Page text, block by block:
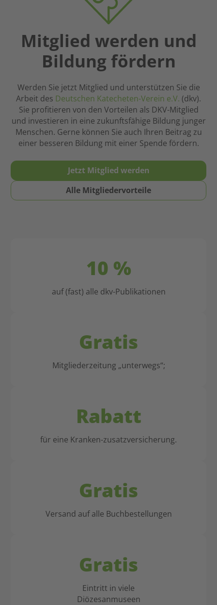
in
Gestalt
engagierter
Frauen
und
Männer
begegnet.
Meine
Empfehlung
Student*innen
angehenden
rational
zu
beantworten
Hier
kann
der
Glaube
eine
wichtige
sein.
ist
Mitglied werden und
Bildung fördern
Werden Sie jetzt Mitglied und unterstützen Sie die
Arbeit des Deutschen Katecheten-Verein e.V. (dkv).
Sie profitieren von den Vorteilen als DKV-Mitglied
und investieren in eine zukunftsfähige Bildung junger
Menschen. Gerne können Sie auch Ihren Beitrag zu
einer besseren Bildung mit einer Spende fördern.
Jetzt Mitglied werden
Alle Mitgliedervorteile
10 %
auf (fast) alle dkv-Publikationen
Gratis
Mitgliederzeitung „unterwegs“;
Rabatt
für eine Kranken-zusatzversicherung.
Gratis
Versand auf alle Buchbestellungen
Gratis
Eintritt in viele
Diözesanmuseen